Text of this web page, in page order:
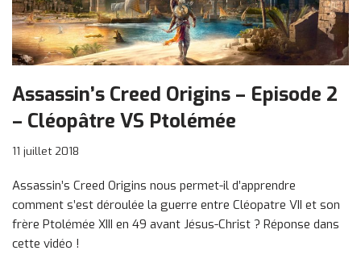
Assassin’s Creed Origins – Episode 2
– Cléopâtre VS Ptolémée
11 juillet 2018
Assassin’s Creed Origins nous permet-il d’apprendre
comment s’est déroulée la guerre entre Cléopatre VII et son
frère Ptolémée XIII en 49 avant Jésus-Christ ? Réponse dans
cette vidéo !